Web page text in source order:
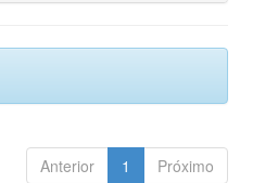
Anterior 1 Próximo